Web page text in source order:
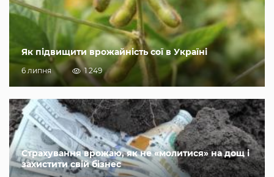
Як підвищити врожайність сої в Україні
6 липня 1 249
Страхування врожаю, як не «молитися» на дощ і
захистити свій бізнес